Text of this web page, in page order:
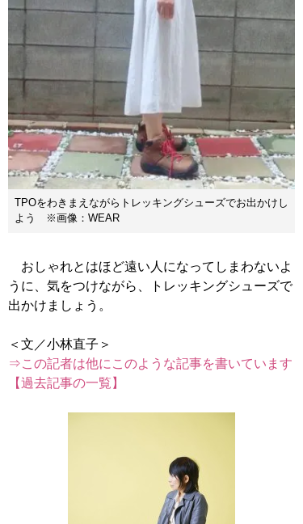
TPOをわきまえながらトレッキングシューズでお出かけし
よう ※画像：WEAR
おしゃれとはほど遠い人になってしまわないよ
うに、気をつけながら、トレッキングシューズで
出かけましょう。
⇒この記者は他にこのような記事を書いています
【過去記事の一覧】